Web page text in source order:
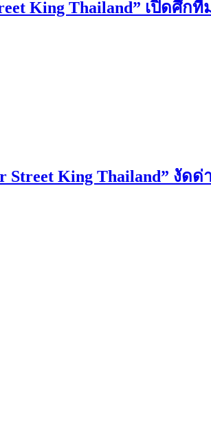
King Thailand” เปิดศึ
Street King Thailand”